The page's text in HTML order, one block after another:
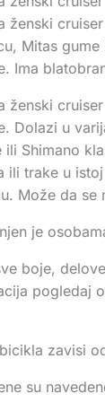
ženski
Mitas
Ima
ženski
Dolazi u
ili Shimano
ili trake u
Može da se
je
boje,
pogledaj
zavisi
su